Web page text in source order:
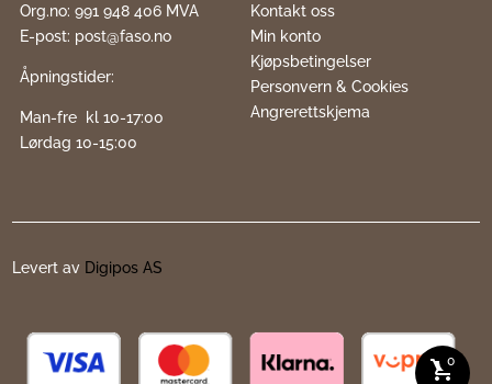
shopping_cart
0
Org.no: 991 948 406 MVA
E-post: post@faso.no
Åpningstider:
Man-fre kl 10-17:00
Lørdag 10-15:00
Kontakt oss
Min konto
Kjøpsbetingelser
Personvern & Cookies
Angrerettskjema
Levert av Digipos AS